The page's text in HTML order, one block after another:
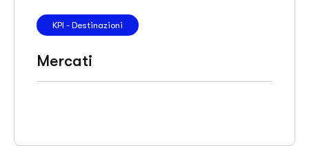
KPI - Destinazioni
Mercati